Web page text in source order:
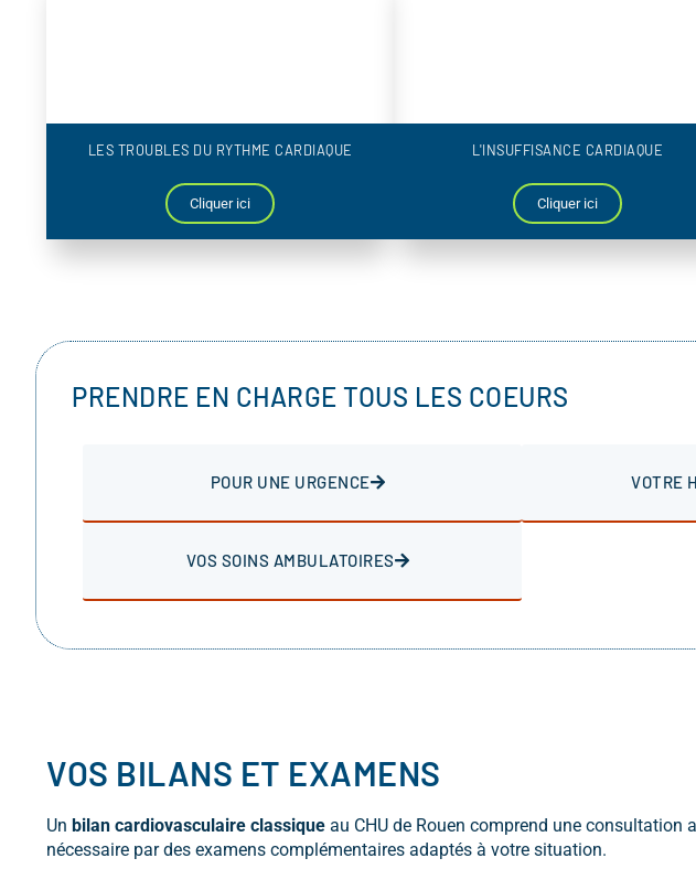
LES TROUBLES DU RYTHME CARDIAQUE
Cliquer ici
L'INSUFFISANCE CARDIAQUE
Cliquer ici
PRENDRE EN CHARGE TOUS LES COEURS
POUR UNE URGENCE VOTRE
VOS SOINS AMBULATOIRES
VOS BILANS ET EXAMENS
Un bilan cardiovasculaire classique au CHU de Rouen comprend une consultation
nécessaire par des examens complémentaires adaptés à votre situation.